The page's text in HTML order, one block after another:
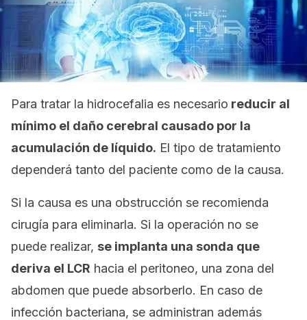
Para tratar la hidrocefalia es necesario reducir al
mínimo el daño cerebral causado por la
acumulación de líquido. El tipo de tratamiento
dependerá tanto del paciente como de la causa.
Si la causa es una obstrucción se recomienda
cirugía para eliminarla. Si la operación no se
puede realizar, se implanta una sonda que
deriva el LCR hacia el peritoneo, una zona del
abdomen que puede absorberlo. En caso de
infección bacteriana, se administran además